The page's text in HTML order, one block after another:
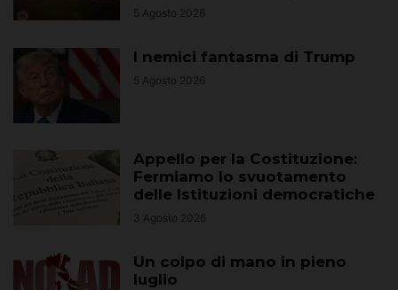
5 Agosto 2026
I nemici fantasma di Trump
5 Agosto 2026
Appello per la Costituzione:
Fermiamo lo svuotamento
delle Istituzioni democratiche
3 Agosto 2026
Un colpo di mano in pieno
luglio